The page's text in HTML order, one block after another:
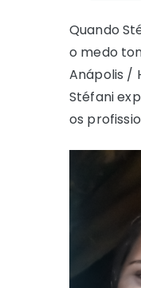
Quando
o medo
Anápolis /
Stéfani
os